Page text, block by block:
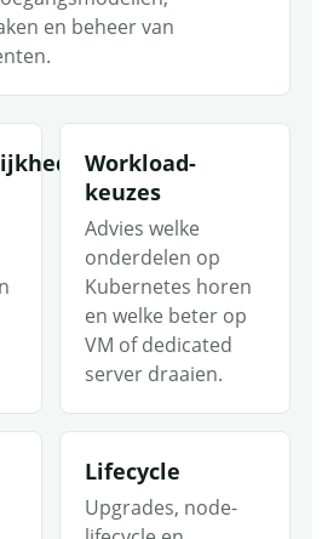
en beheer van
Workload-
keuzes
Advies welke
onderdelen op
Kubernetes horen
en welke beter op
VM of dedicated
server draaien.
Lifecycle
Upgrades, node-